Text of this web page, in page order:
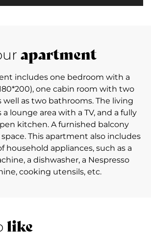
apartment
includes one bedroom with a
one cabin room with two
well as two bathrooms. The living
lounge area with a TV, and a fully
kitchen. A furnished balcony
This apartment also includes
household appliances, such as a
a dishwasher, a Nespresso
cooking utensils, etc.
like